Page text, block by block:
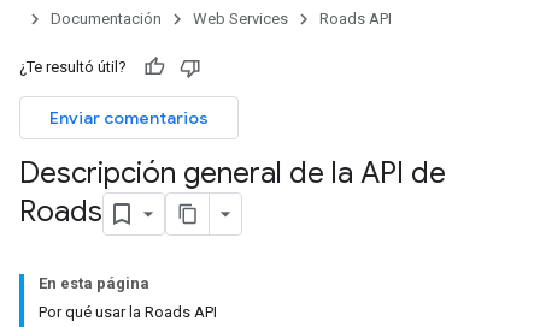
Documentación
Web Services Roads API
¿Te resultó útil?
Enviar comentarios
Descripción general de la API de
Roads
En esta página
Por qué usar la Roads API